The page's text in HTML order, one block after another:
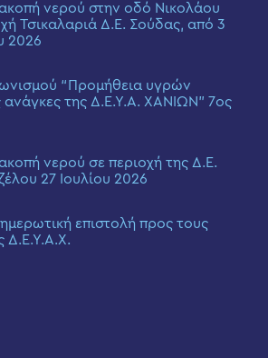
νερού στην οδό Νικολάου
Τσικαλαριά Δ.Ε. Σούδας, από 3
2026
“Προμήθεια υγρών
ανάγκες της Δ.Ε.Υ.Α. ΧΑΝΙΩΝ” 7ος
νερού σε περιοχή της Δ.Ε.
27 Ιουλίου 2026
επιστολή προς τους
Δ.Ε.Υ.Α.Χ.